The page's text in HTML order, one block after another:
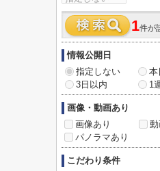
1件が
情報公開日
指定しない
本
3日以内
1
画像・動画あり
画像あり
動
パノラマあり
こだわり条件